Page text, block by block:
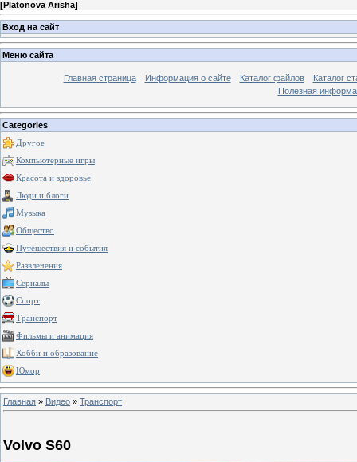
[Platonova Arisha]
Вход на сайт
Меню сайта
Главная страница Информация о сайте Каталог файлов
Каталог
Полезная
Categories
Другое
Компьютерные игры
Красота и здоровье
Люди и блоги
Музыка
Общество
Путешествия и события
Развлечения
Сериалы
Спорт
Транспорт
Фильмы и анимация
Хобби и образование
Юмор
Главная » Видео » Транспорт
Volvo S60